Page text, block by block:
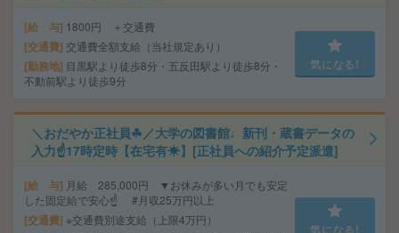
給 与 1800円 ＋交通費
交通費 交通費全額支給（当社規定あり）
勤務地 目黒駅より徒歩8分・五反田駅より徒歩8分・
不動前駅より徒歩9分
気になる!
＼おだやか正社員☘／大学の図書館♩新刊・蔵書データの
入力☝17時定時【在宅有☀】[正社員への紹介予定派遣]
給 与 月給 285,000円 ▼お休みが多い月でも安定
した固定給で安心☝ #月収25万円以上
交通費 ※交通費別途支給（上限4万円）
気になる!